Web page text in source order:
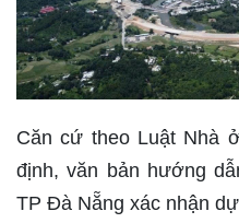
Căn cứ theo Luật Nhà
định, văn bản hướng
TP Đà Nẵng xác nhận